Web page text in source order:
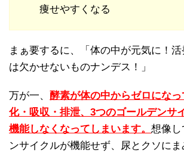
痩せやすくなる
まぁ要するに、「体の中が元気に！
は欠かせないものナンデス！」
万が一、 酵素が体の中からゼロにな
化・吸収・排泄、3つのゴールデンサ
機能しなくなってしまいます。 想像
ンサイクルが機能せず、尿とクソに